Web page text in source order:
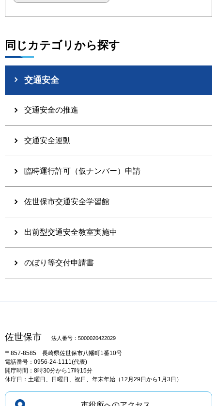
同じカテゴリから探す
交通安全
交通安全の推進
交通安全運動
臨時運行許可（仮ナンバー）申請
佐世保市交通安全学習館
出前型交通安全教室実施中
のぼり等交付申請書
佐世保市 法人番号：5000020422029
〒857-8585 長崎県佐世保市八幡町1番10号
電話番号：0956-24-1111(代表)
開庁時間：8時30分から17時15分
休庁日：土曜日、日曜日、祝日、年末年始（12月29日から1月3日）